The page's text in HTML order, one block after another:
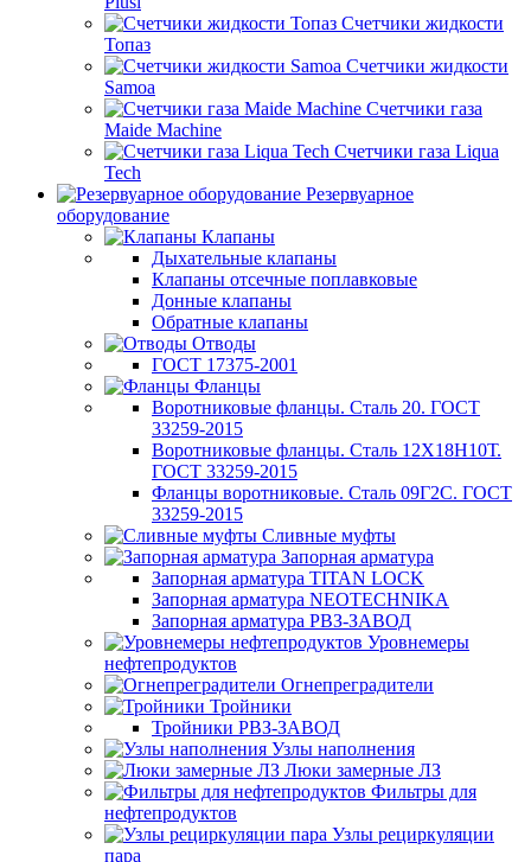
Счетчики жидкости
Топаз
Счетчики жидкости
Samoa
Счетчики газа
Maide Machine
Счетчики газа Liqua
Tech
Резервуарное
оборудование
Клапаны
Дыхательные клапаны
Клапаны отсечные поплавковые
Донные клапаны
Обратные клапаны
Отводы
ГОСТ 17375-2001
Фланцы
Воротниковые фланцы. Сталь 20. ГОСТ
33259-2015
Воротниковые фланцы. Сталь 12Х18Н10Т.
ГОСТ 33259-2015
Фланцы воротниковые. Сталь 09Г2С. ГОСТ
33259-2015
Сливные муфты
Запорная арматура
Запорная арматура TITAN LOCK
Запорная арматура NEOTECHNIKA
Запорная арматура РВЗ-ЗАВОД
Уровнемеры
нефтепродуктов
Огнепреградители
Тройники
Тройники РВЗ-ЗАВОД
Узлы наполнения
Люки замерные ЛЗ
Фильтры для
нефтепродуктов
Узлы рециркуляции
пара